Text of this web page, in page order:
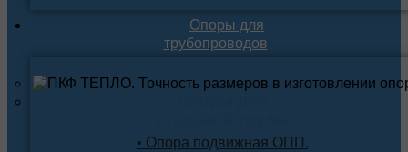
Опоры для
трубопроводов
• Опора подвижная ОПП.